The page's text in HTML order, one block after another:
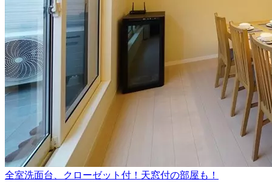
全室洗面台、クローゼット付！天窓付の部屋も！